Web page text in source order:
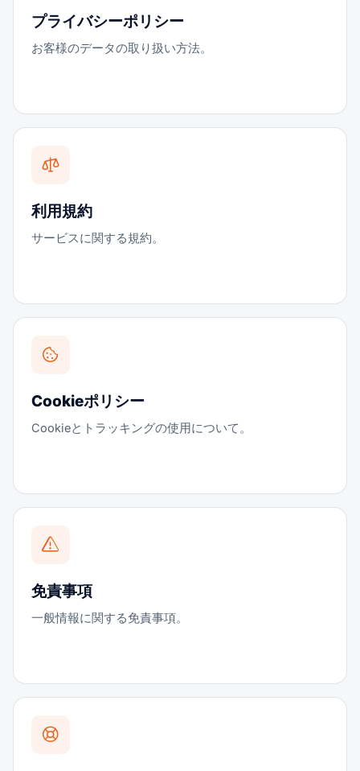
プライバシーポリシー
お客様のデータの取り扱い方法。
利用規約
サービスに関する規約。
Cookieポリシー
Cookieとトラッキングの使用について。
免責事項
一般情報に関する免責事項。